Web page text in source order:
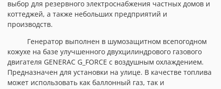
выбор для резервного электроснабжения частных домов и
коттеджей, а также небольших предприятий и
производств.
Генератор выполнен в шумозащитном всепогодном
кожухе на базе улучшенного двухцилиндрового газового
двигателя GENERAC G_FORCE с воздушным охлаждением.
Предназначен для установки на улице. В качестве топлива
может использовать как баллонный газ, так и